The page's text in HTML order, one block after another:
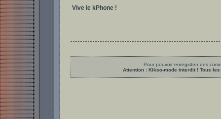
Vive le kPhone !
Pour pouvoir enregistrer des
Attention : Kikoo-mode interdit ! Tous